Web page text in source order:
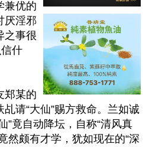
兼优的
厌淫邪
之事很
什
郑某的
请“大仙”赐方救命。兰如诚
”竟自动降坛，自称“清风真
然颇有才学，犹如现在的“深